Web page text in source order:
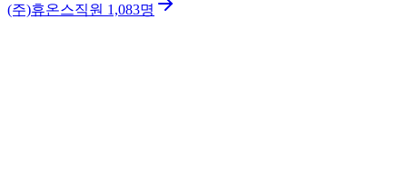
(주)휴온스직원 1,083명